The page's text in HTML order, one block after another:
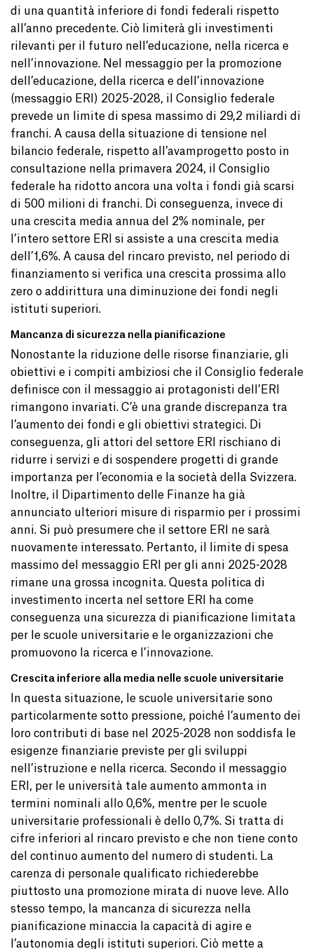
di una quantità inferiore di fondi federali rispetto
all’anno precedente. Ciò limiterà gli investimenti
rilevanti per il futuro nell’educazione, nella ricerca e
nell’innovazione. Nel messaggio per la promozione
dell’educazione, della ricerca e dell’innovazione
(messaggio ERI) 2025-2028, il Consiglio federale
prevede un limite di spesa massimo di 29,2 miliardi di
franchi. A causa della situazione di tensione nel
bilancio federale, rispetto all’avamprogetto posto in
consultazione nella primavera 2024, il Consiglio
federale ha ridotto ancora una volta i fondi già scarsi
di 500 milioni di franchi. Di conseguenza, invece di
una crescita media annua del 2% nominale, per
l’intero settore ERI si assiste a una crescita media
dell’1,6%. A causa del rincaro previsto, nel periodo di
finanziamento si verifica una crescita prossima allo
zero o addirittura una diminuzione dei fondi negli
istituti superiori.
Mancanza di sicurezza nella pianificazione
Nonostante la riduzione delle risorse finanziarie, gli
obiettivi e i compiti ambiziosi che il Consiglio federale
definisce con il messaggio ai protagonisti dell’ERI
rimangono invariati. C’è una grande discrepanza tra
l’aumento dei fondi e gli obiettivi strategici. Di
conseguenza, gli attori del settore ERI rischiano di
ridurre i servizi e di sospendere progetti di grande
importanza per l’economia e la società della Svizzera.
Inoltre, il Dipartimento delle Finanze ha già
annunciato ulteriori misure di risparmio per i prossimi
anni. Si può presumere che il settore ERI ne sarà
nuovamente interessato. Pertanto, il limite di spesa
massimo del messaggio ERI per gli anni 2025-2028
rimane una grossa incognita. Questa politica di
investimento incerta nel settore ERI ha come
conseguenza una sicurezza di pianificazione limitata
per le scuole universitarie e le organizzazioni che
promuovono la ricerca e l’innovazione.
Crescita inferiore alla media nelle scuole universitarie
In questa situazione, le scuole universitarie sono
particolarmente sotto pressione, poiché l’aumento dei
loro contributi di base nel 2025-2028 non soddisfa le
esigenze finanziarie previste per gli sviluppi
nell’istruzione e nella ricerca. Secondo il messaggio
ERI, per le università tale aumento ammonta in
termini nominali allo 0,6%, mentre per le scuole
universitarie professionali è dello 0,7%. Si tratta di
cifre inferiori al rincaro previsto e che non tiene conto
del continuo aumento del numero di studenti. La
carenza di personale qualificato richiederebbe
piuttosto una promozione mirata di nuove leve. Allo
stesso tempo, la mancanza di sicurezza nella
pianificazione minaccia la capacità di agire e
l’autonomia degli istituti superiori. Ciò mette a